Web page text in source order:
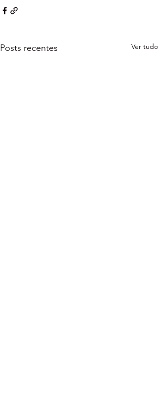
Posts recentes Ver tudo